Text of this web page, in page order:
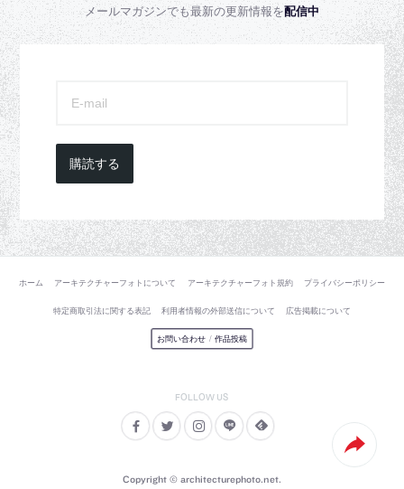
メールマガジンでも最新の更新情報を配信中
購読する
ホーム アーキテクチャーフォトについて アーキテクチャーフォト規約 プライバシーポリシー
特定商取引法に関する表記 利用者情報の外部送信について 広告掲載について
お問い合わせ / 作品投稿
Copyright © architecturephoto.net.